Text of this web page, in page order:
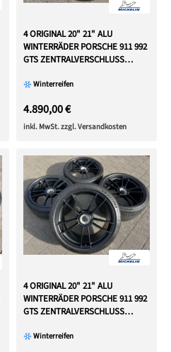
4 ORIGINAL 20" 21" ALU
WINTERRÄDER PORSCHE 911 992
GTS ZENTRALVERSCHLUSS
Winterreifen
4.890,00 €
inkl. MwSt. zzgl. Versandkosten
4 ORIGINAL 20" 21" ALU
WINTERRÄDER PORSCHE 911 992
GTS ZENTRALVERSCHLUSS
Winterreifen